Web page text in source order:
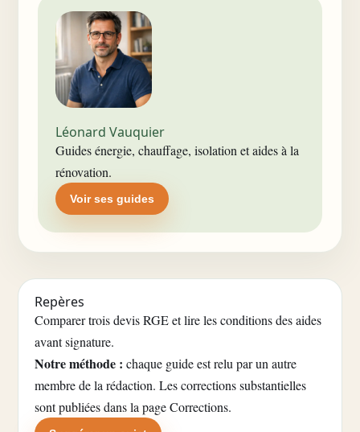
Léonard Vauquier
Guides énergie, chauffage, isolation et aides à la
rénovation.
Voir ses guides
Repères
Comparer trois devis RGE et lire les conditions des aides
avant signature.
Notre méthode : chaque guide est relu par un autre
membre de la rédaction. Les corrections substantielles
sont publiées dans la page Corrections.